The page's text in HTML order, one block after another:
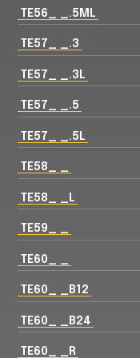
TE56_ _.5ML
TE57_ _.3
TE57_ _.3L
TE57_ _.5
TE57_ _.5L
TE58_ _
TE58_ _L
TE59_ _
TE60_ _
TE60_ _B12
TE60_ _B24
TE60_ _R